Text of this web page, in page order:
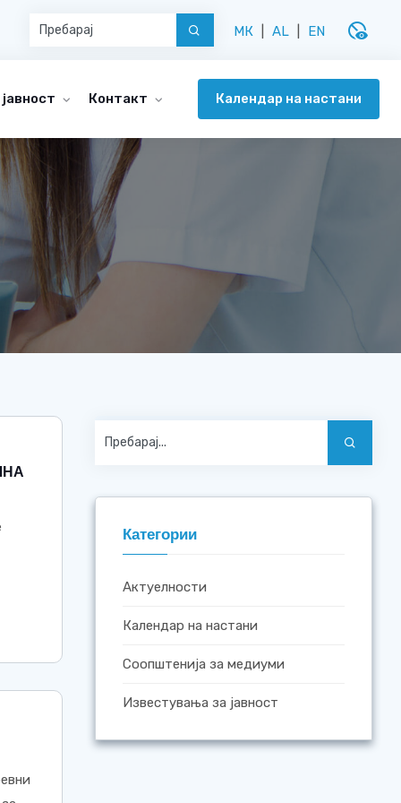
МК AL EN disabled_visible
Контакт Календар на настани
Категории
Актуелности
Календар на настани
Соопштенија за медиуми
Известувања за јавност